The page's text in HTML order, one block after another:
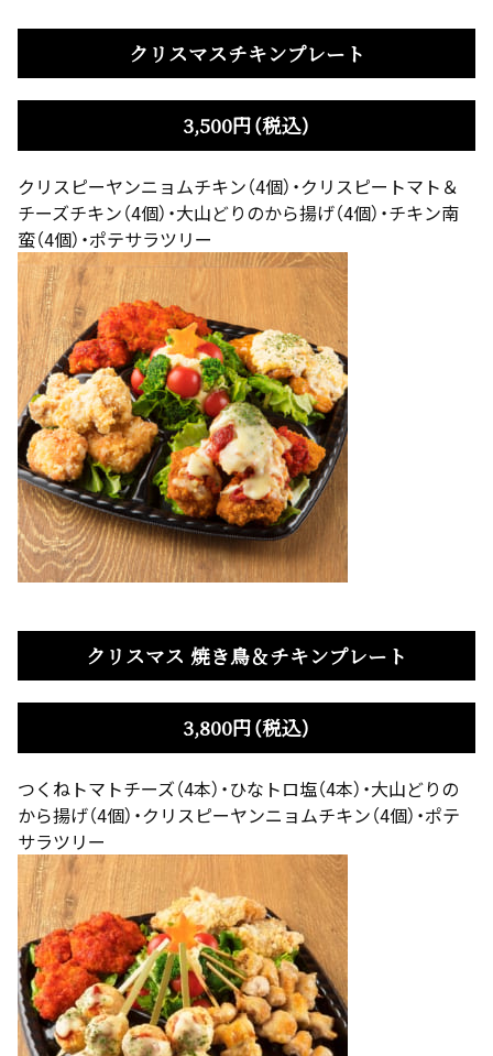
クリスマスチキンプレート
3,500円（税込）
クリスピーヤンニョムチキン（4個）・クリスピートマト＆
チーズチキン（4個）・大山どりのから揚げ（4個）・チキン南
蛮（4個）・ポテサラツリー
クリスマス 焼き鳥＆チキンプレート
3,800円（税込）
つくねトマトチーズ（4本）・ひなトロ塩（4本）・大山どりの
から揚げ（4個）・クリスピーヤンニョムチキン（4個）・ポテ
サラツリー